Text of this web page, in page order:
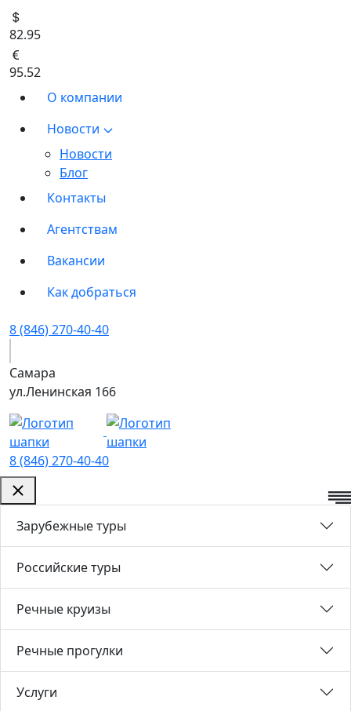
82.95
95.52
О компании
Новости
Новости
Блог
Контакты
Агентствам
Вакансии
Как добраться
8 (846) 270-40-40
Самара
ул.Ленинская 166
8 (846) 270-40-40
Зарубежные туры
Российские туры
Речные круизы
Речные прогулки
Услуги